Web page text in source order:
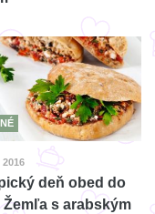
2016
deň obed do
Žemľa s arabským